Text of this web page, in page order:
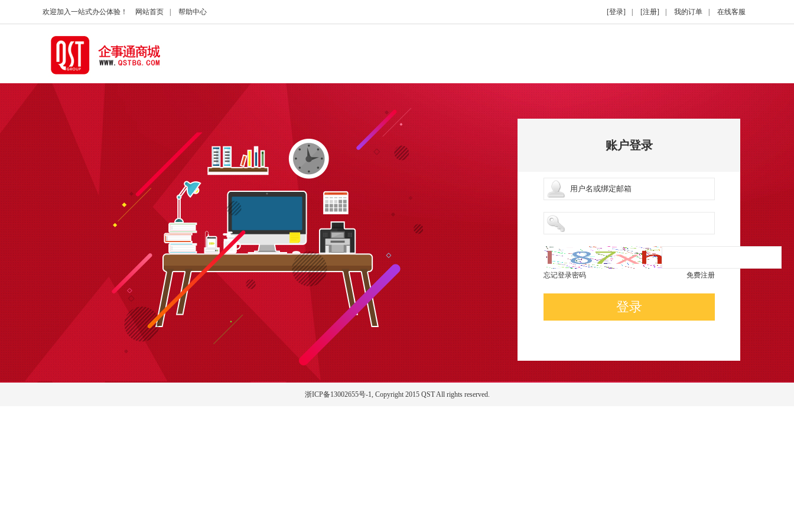
欢迎加入一站式办公体验！ 网站首页 帮助中心 [登录] [注册] 我的订单 在线客服
账户登录
忘记登录密码 免费注册
登录
浙ICP备13002655号-1, Copyright 2015 QST All rights reserved.